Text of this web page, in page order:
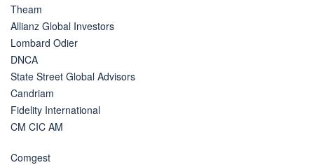
Theam
Allianz Global Investors
Lombard Odier
DNCA
State Street Global Advisors
Candriam
Fidelity International
CM CIC AM
Comgest